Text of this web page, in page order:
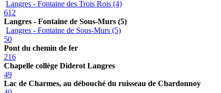
Langres - Fontaine des Trois Rois (4)
612
Langres - Fontaine de Sous-Murs (5)
Langres - Fontaine de Sous-Murs (5)
50
Pont du chemin de fer
216
Chapelle collège Diderot Langres
49
Lac de Charmes, au débouché du ruisseau de Chardonnoy